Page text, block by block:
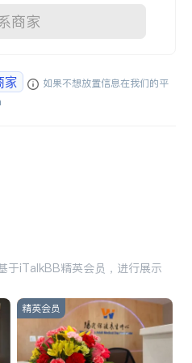
商家
家
如果不想放置信息在我们的平
于iTalkBB精英会员，进行展示
精英会员